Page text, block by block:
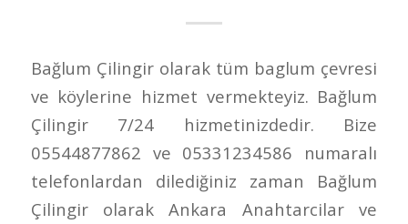
Bağlum Çilingir olarak tüm baglum çevresi
ve köylerine hizmet vermekteyiz. Bağlum
Çilingir 7/24 hizmetinizdedir. Bize
05544877862 ve 05331234586 numaralı
telefonlardan dilediğiniz zaman Bağlum
Çilingir olarak Ankara Anahtarcilar ve